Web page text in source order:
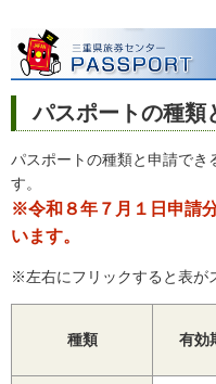
パスポートの種類
パスポートの種類と申請でき
す。
※令和８年７月１日申請
います。
※左右にフリックすると表が
種類 有効